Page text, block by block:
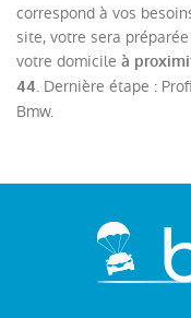
correspond à vos
site, votre sera
votre domicile à
44. Dernière étape :
Bmw.